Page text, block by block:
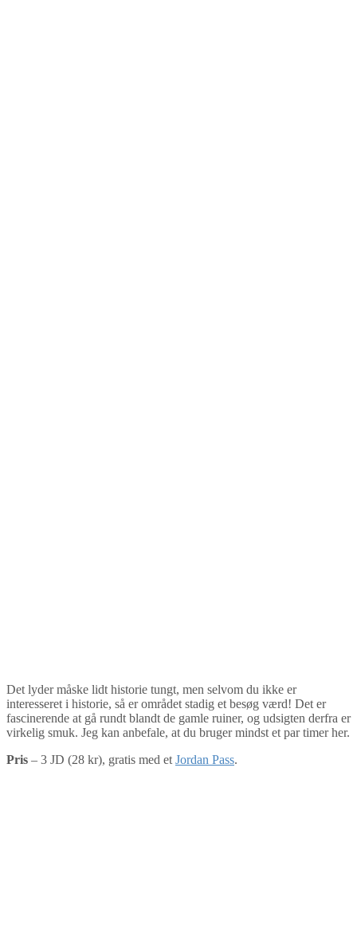
Det lyder måske lidt historie tungt, men selvom du ikke er
interesseret i historie, så er området stadig et besøg værd! Det er
fascinerende at gå rundt blandt de gamle ruiner, og udsigten derfra er
virkelig smuk. Jeg kan anbefale, at du bruger mindst et par timer her.
Pris – 3 JD (28 kr), gratis med et Jordan Pass.